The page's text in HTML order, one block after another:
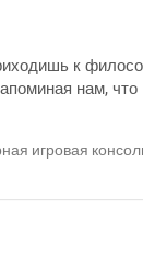
к
нам,
игровая